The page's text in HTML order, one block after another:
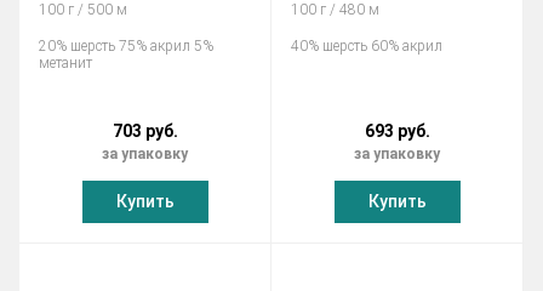
100 г / 500 м
20% шерсть 75% акрил 5%
метанит
703 руб.
за упаковку
Купить
100 г / 480 м
40% шерсть 60% акрил
693 руб.
за упаковку
Купить